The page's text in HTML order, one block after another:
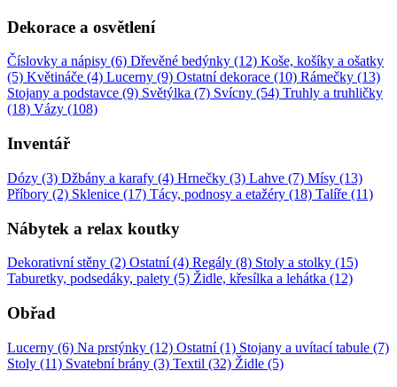
Dekorace a osvětlení
Číslovky a nápisy (6) Dřevěné bedýnky (12) Koše, košíky a ošatky
(5) Květináče (4) Lucerny (9) Ostatní dekorace (10) Rámečky (13)
Stojany a podstavce (9) Světýlka (7) Svícny (54) Truhly a truhličky
(18) Vázy (108)
Inventář
Dózy (3) Džbány a karafy (4) Hrnečky (3) Lahve (7) Mísy (13)
Příbory (2) Sklenice (17) Tácy, podnosy a etažéry (18) Talíře (11)
Nábytek a relax koutky
Dekorativní stěny (2) Ostatní (4) Regály (8) Stoly a stolky (15)
Taburetky, podsedáky, palety (5) Židle, křesílka a lehátka (12)
Obřad
Lucerny (6) Na prstýnky (12) Ostatní (1) Stojany a uvítací tabule (7)
Stoly (11) Svatební brány (3) Textil (32) Židle (5)